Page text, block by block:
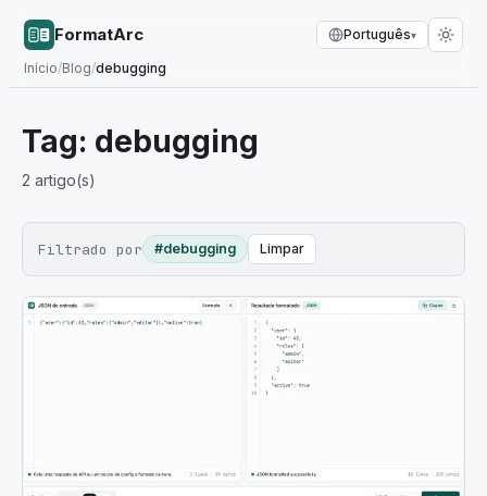
FormatArc
Início/Blog/debugging
Português▾
Tag: debugging
2 artigo(s)
Filtrado por #debugging Limpar